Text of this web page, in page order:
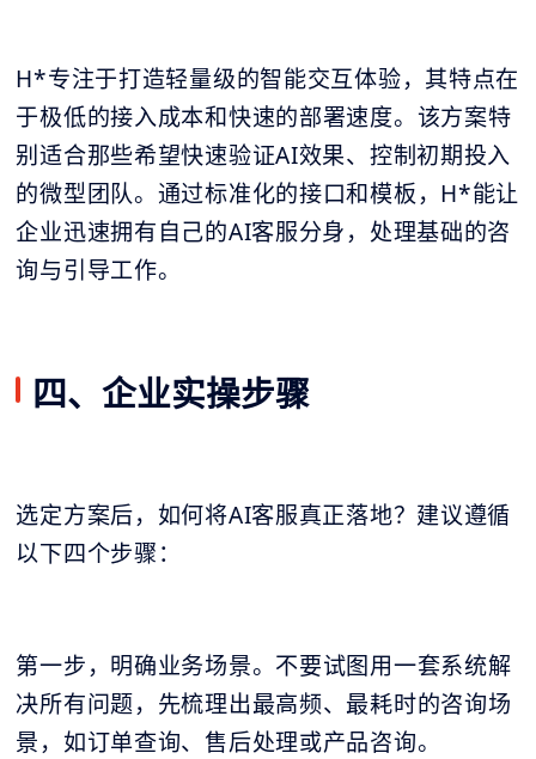
H*专注于打造轻量级的智能交互体验，其特点在
于极低的接入成本和快速的部署速度。该方案特
别适合那些希望快速验证AI效果、控制初期投入
的微型团队。通过标准化的接口和模板，H*能让
企业迅速拥有自己的AI客服分身，处理基础的咨
询与引导工作。
四、企业实操步骤
选定方案后，如何将AI客服真正落地？建议遵循
以下四个步骤：
第一步，明确业务场景。不要试图用一套系统解
决所有问题，先梳理出最高频、最耗时的咨询场
景，如订单查询、售后处理或产品咨询。